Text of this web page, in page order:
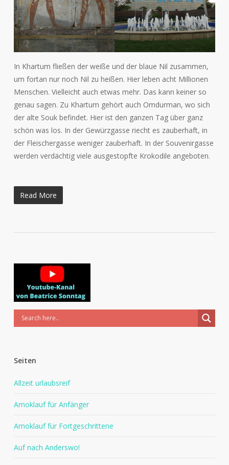
In Khartum fließen der weiße und der blaue Nil zusammen,
um fortan nur noch Nil zu heißen. Hier leben acht Millionen
Menschen. Vielleicht auch etwas mehr. Das kann keiner so
genau sagen. Zu Khartum gehört auch Omdurman, wo sich
der alte Souk befindet. Hier ist den ganzen Tag über ganz
schön was los. In der Gewürzgasse riecht es zauberhaft, in
der Fleischergasse weniger zauberhaft. In der Souvenirgasse
werden verdächtig viele ausgestopfte Krokodile angeboten.
Read More
Seiten
Allzeit urlaubsreif
Amoklauf für Anfänger
Amoklauf für Fortgeschrittene
Auf nach Anderswo!